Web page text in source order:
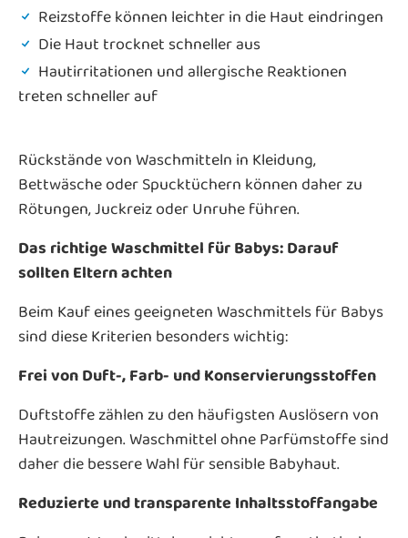
Reizstoffe können leichter in die Haut eindringen
Die Haut trocknet schneller aus
Hautirritationen und allergische Reaktionen
treten schneller auf
Rückstände von Waschmitteln in Kleidung,
Bettwäsche oder Spucktüchern können daher zu
Rötungen, Juckreiz oder Unruhe führen.
Das richtige Waschmittel für Babys: Darauf
sollten Eltern achten
Beim Kauf eines geeigneten Waschmittels für Babys
sind diese Kriterien besonders wichtig:
Frei von Duft-, Farb- und Konservierungsstoffen
Duftstoffe zählen zu den häufigsten Auslösern von
Hautreizungen. Waschmittel ohne Parfümstoffe sind
daher die bessere Wahl für sensible Babyhaut.
Reduzierte und transparente Inhaltsstoffangabe